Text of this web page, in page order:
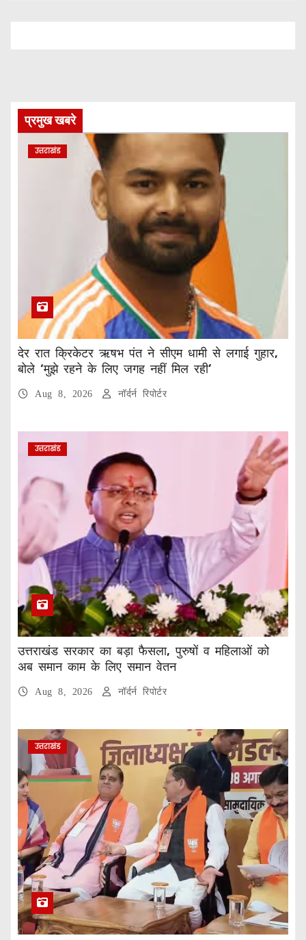
प्रमुख खबरे
उत्तराखंड
देर रात क्रिकेटर ऋषभ पंत ने सीएम धामी से लगाई गुहार,
बोले ‘मुझे रहने के लिए जगह नहीं मिल रही’
Aug 8, 2026 नॉर्दर्न रिपोर्टर
उत्तराखंड
उत्तराखंड सरकार का बड़ा फैसला, पुरुषों व महिलाओं को
अब समान काम के लिए समान वेतन
Aug 8, 2026 नॉर्दर्न रिपोर्टर
उत्तराखंड